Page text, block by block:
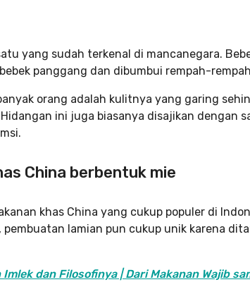
yang sudah terkenal di mancanegara.
panggang dan dibumbui rempah-
orang adalah kulitnya yang garing
ini juga biasanya disajikan dengan
China berbentuk mie
khas China yang cukup populer di
lamian pun cukup unik karena
dan Filosofinya | Dari Makanan Wajib